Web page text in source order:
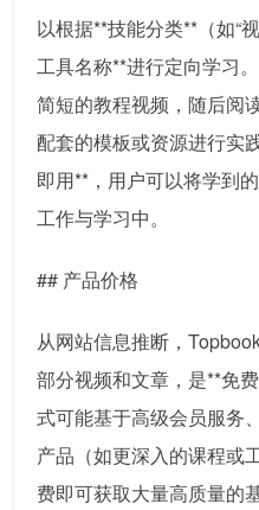
以根据**技能分类**（如“
工具名称**进行定向学习
简短的教程视频，随后阅
配套的模板或资源进行实
即用**，用户可以将学到
工作与学习中。
## 产品价格
从网站信息推断，
部分视频和文章，是**免
式可能基于高级会员服务
产品（如更深入的课程或
费即可获取大量高质量的